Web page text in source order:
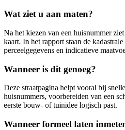
Wat ziet u aan maten?
Na het kiezen van een huisnummer
kaart. In het rapport staan de
perceelgegevens en indicatieve
Wanneer is dit genoeg?
Deze straatpagina helpt vooral bij
huisnummers, voorbereiden van een
eerste bouw- of tuinidee logisch past.
Wanneer formeel laten